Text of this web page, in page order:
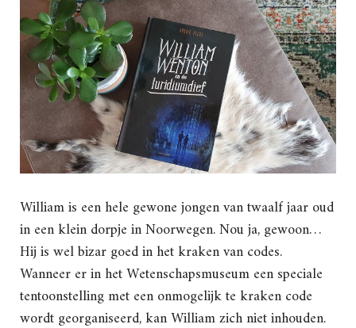
William is een hele gewone jongen van twaalf jaar oud
in een klein dorpje in Noorwegen. Nou ja, gewoon…
Hij is wel bizar goed in het kraken van codes.
Wanneer er in het Wetenschapsmuseum een speciale
tentoonstelling met een onmogelijk te kraken code
wordt georganiseerd, kan William zich niet inhouden.